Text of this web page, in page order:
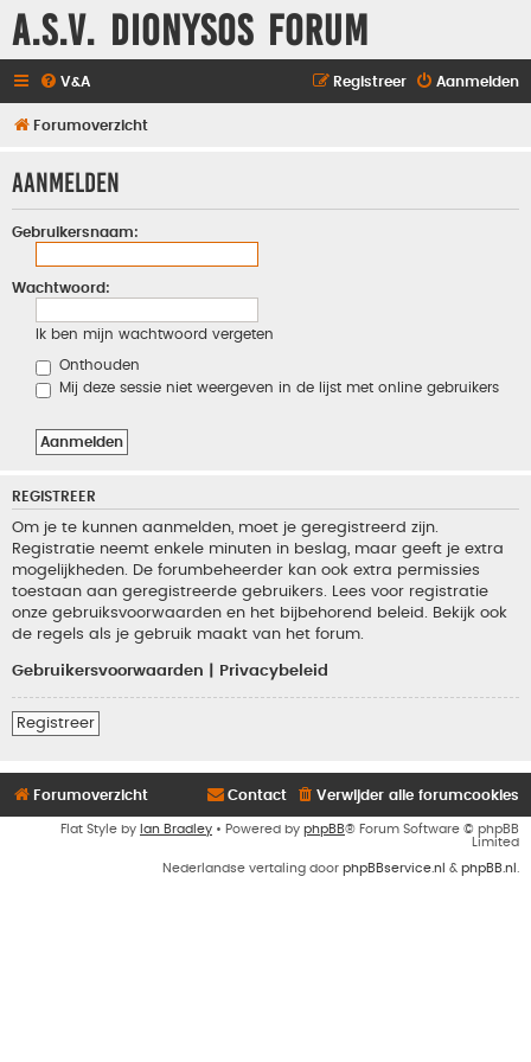
A.S.V. Dionysos Forum
V&A Aanmelden
Registreer
Forumoverzicht
Aanmelden
Gebruikersnaam:
Wachtwoord:
Ik ben mijn wachtwoord vergeten
Onthouden
Mij deze sessie niet weergeven in de lijst met online gebruikers
REGISTREER
Om je te kunnen aanmelden, moet je geregistreerd zijn.
Registratie neemt enkele minuten in beslag, maar geeft je extra
mogelijkheden. De forumbeheerder kan ook extra permissies
toestaan aan geregistreerde gebruikers. Lees voor registratie
onze gebruiksvoorwaarden en het bijbehorend beleid. Bekijk ook
de regels als je gebruik maakt van het forum.
Gebruikersvoorwaarden Privacybeleid
Registreer
Forumoverzicht Verwijder alle forumcookies
Contact
Flat Style by Ian Bradley • Powered by phpBB® Forum Software © phpBB
Limited
Nederlandse vertaling door phpBBservice.nl & phpBB.nl .